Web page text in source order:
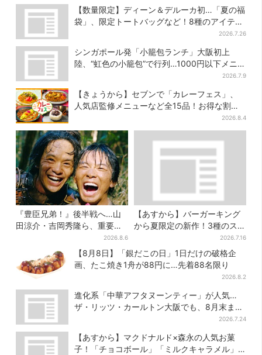
ェス」で6日間だけ【数量限定】ディーン＆デルーカ初…「夏の福
袋」、限定トートバッグなど！8種のアイテム
2026.7.26
シンガポール発「小籠包ランチ」大阪初上
陸、“虹色の小籠包”で行列…1000円以下メニ
2026.7.9
【きょうから】セブンで「カレーフェス」、
人気店監修メニューなど全15品！お得な割引
2026.8.4
『豊臣兄弟！』後半戦へ…山
田涼介・吉岡秀隆ら、重要人
物のビジュアル解禁でSNS興
奮「キター！！」
2026.8.6
【あすから】バーガーキング
から夏限定の新作！3種のステ
ーキワッパー「暑さ乗り切れ
そう」と話題に
2026.7.16
【8月8日】「銀だこの日」1日だけの破格企
画、たこ焼き1舟が88円に…先着88名限り
2026.8.2
進化系「中華アフタヌーンティー」が人気…
ザ・リッツ・カールトン大阪でも、8月末まで
2026.7.24
【あすから】マクドナルド×森永の人気お菓
子！「チョコボール」「ミルクキャラメル」